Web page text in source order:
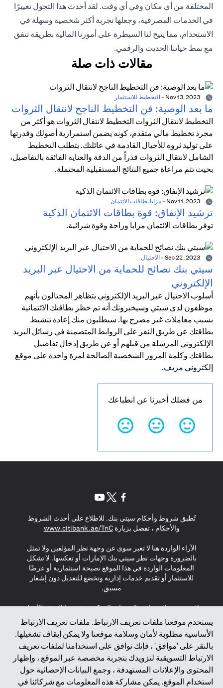
المختلفة من أي مكان وفي أي وقت. لقد أحدث هذا التحول تغييرًا
في الخدمات المصرفية، وجعلها تجربة أكثر شخصية وسهلة في
الاستخدام، مما يتيح لنا السيطرة على أمورنا المالية بطريقة تتفق
مع نمط حياتنا الحديث والرقمي.
مقالات ذات صلة
- التخطيط للاستثمار
ما بعد الوصية: فن التخطيط الناجح لانتقال الثروات
التخطيط لانتقال الثروات التخطيط لانتقال الثروات هو أكثر من
مجرد تخطيط مالي متقدم، كونه يضمن استمرارية أصولك وقدرتها
على توليد ثروة للأجيال القادمة في عائلتك. يتطلب التخطيط
الشامل لانتقال الثروات قدراً من الدقة والعناية الفائقة بالتفاصيل،
بحيث تتم مراعاة جميع النتائج المستقبلية المحتملة.
- مزايا بطاقات الائتمان
ترشيد الإنفاق: قوة بطاقات الائتمان الذكية
توفر بطاقات الائتمان مزايا وراحة وقوة شرائية.
- الاحتيال
سيتي بنك نصائح للحماية من الاحتيال عبر البريد
الإلكتروني
أسلوب الاحتيال عبر البريد الإلكتروني يتظاهر المحتالون بأنهم
موظفون لدى سيتي وسيخبرونك أنه تم حظر بطاقتك الائتمانية
بسبب معاملات غير مصرح بها. سيطلبون منك إعادة تنشيط
بطاقتك عن طريق النقر على الروابط المتضمنة في رسائل البريد
الإلكتروني المرسلة من قبلهم أو عن طريق إدخال تفاصيل
بطاقتك وكلمة المرور الشخصية الصالحة لمرة واحدة على موقع
إلكتروني مزيف.
من فضلك أخبرنا عن انطباعك
يستخدم موقعنا ملفات تعريف الارتباط. ملفات تعريف الارتباط
الأساسية مطلوبة لأمان وسلامة موقعنا ولا يمكن إيقاف تشغيلها.
بالنقر على 'موافق' ، فإنك توافق على استخدامنا لملفات تعريف
الارتباط التسويقية لتزويدك بتجربة مخصصة عبر الموقع ، وإظهار
المحتوى والإعلانات المستهدفة ، وجمع البيانات الإحصائية حول
استخدام الموقع. يمكن مشاركة هذه المعلومات مع شركائنا في
تُطبق شروط وأحكام سيتي بنك. للاطلاع على أحدث الشروط
والأحكام ، تفضل بزيارةwww.citibank.ae/TnC
(opens in a new tab)
الآراء الواردة هنا لا تعبر سوى عن وجهة نظر المؤلفين ولا تمثل
بالضرورة وجهات نظر سيتي بنك الإمارات أو تعكسها. لا تشكل
المعلومات الواردة في هذا الموقع نصيحة استثمارية أو عرضًا
للاستثمار أو تقديم خدمات إدارية وتخضع للتعديل دون إشعار
مسبق.
لا يتم تقديم المنتجات والخدمات المذكورة في هذا الموقع للأفراد
المقيمين في الاتحاد الأوروبي أو المنطقة الاقتصادية الأوروبية أو
سويسرا أو غيرنسي أو جيرسي أو موناكو أو سان مارينو أو
الفاتيكان أو جزيرة مان أو المملكة المتحدة أو خصوصية البيانات
(لائحة حماية البيانات العامة \ قانون حماية البيانات الشخصية
العامة \ قانون خصوصية نيوزيلندا). المحتوى الموجود في هذه
الصفحة ليس ولا ينبغي تفسيره على أنه عرض أو دعوة أو دعوة
لشراء أو بيع أي من المنتجات والخدمات المذكورة هنا لمثل هؤلاء